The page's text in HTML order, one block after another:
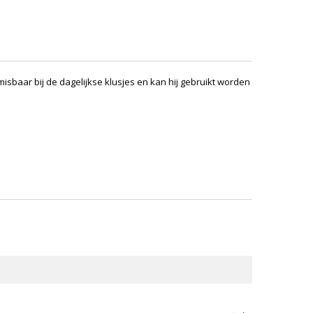
bij de dagelijkse klusjes en kan hij gebruikt worden